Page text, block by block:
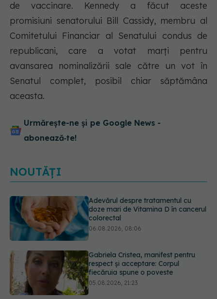
de vaccinare. Kennedy a făcut aceste
promisiuni senatorului Bill Cassidy, membru al
Comitetului Financiar al Senatului condus de
republicani, care a votat marți pentru
avansarea nominalizării sale către un vot în
Senatul complet, posibil chiar săptămâna
aceasta.
Urmărește-ne și pe Google News -
abonează‑te!
NOUTĂȚI
Gabriela Cristea, manifest pentru
respect și acceptare: Corpul
fiecăruia spune o poveste
05.08.2026, 21:23
Prof. dr. Valeriu Gheorghiță intră în
Board-ul Editorial al revistei
Scientific Reports, din Nature
Portfolio